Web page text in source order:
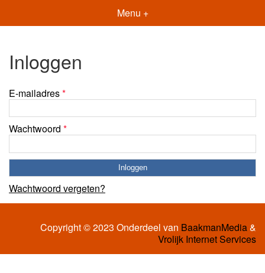
Menu +
Inloggen
E-mailadres*
Wachtwoord *
Wachtwoord vergeten?
Copyright © 2023 Onderdeel van BaakmanMedia&
Vrolijk Internet Services